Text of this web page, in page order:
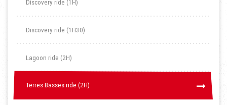
Discovery ride (1H)
Discovery ride (1H30)
Lagoon ride (2H)
Terres Basses ride (2H)
Terres Basses ride (2H)